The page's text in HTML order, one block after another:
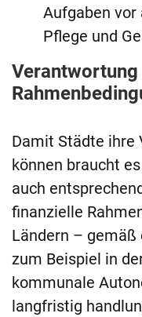
Aufgaben vor
Pflege und
Damit Städte ihre
können braucht
auch
finanzielle
Ländern – gemäß
zum Beispiel in
kommunale
langfristig